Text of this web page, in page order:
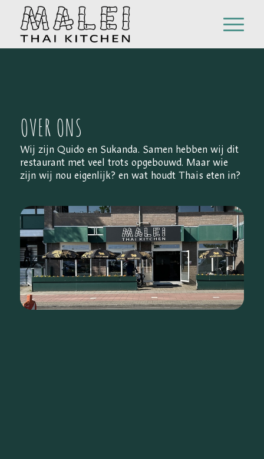
OVER ONS
Wij zijn Quido en Sukanda. Samen hebben wij dit
restaurant met veel trots opgebouwd. Maar wie
zijn wij nou eigenlijk? en wat houdt Thais eten in?